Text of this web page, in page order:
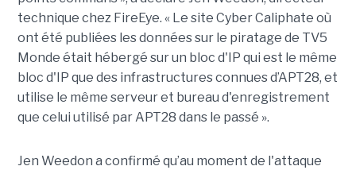
technique chez FireEye. « Le site Cyber Caliphate où
ont été publiées les données sur le piratage de TV5
Monde était hébergé sur un bloc d'IP qui est le même
bloc d'IP que des infrastructures connues d’APT28, et
utilise le même serveur et bureau d'enregistrement
que celui utilisé par APT28 dans le passé ».
Jen Weedon a confirmé qu’au moment de l'attaque